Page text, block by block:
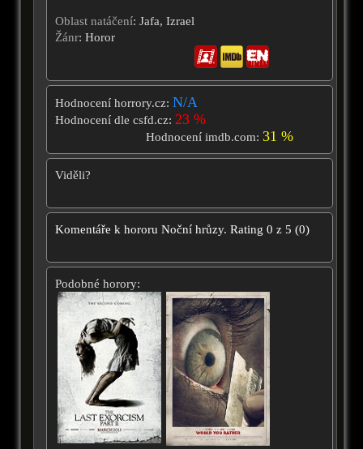
Oblast natáčení: Jafa, Izrael
Žánr: Horor
Hodnocení horrory.cz: N/A
Hodnocení dle csfd.cz: 23 %
Hodnocení imdb.com:31 %
Viděli?
Komentáře k hororu Noční hrůzy. Rating 0 z 5 (0)
Podobné horory: